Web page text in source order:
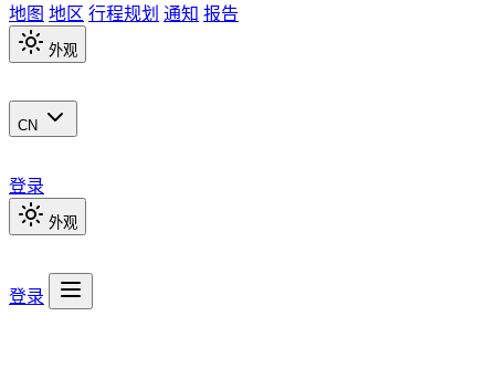
地图 地区 行程规划 通知 报告
外观
CN
登录
外观
登录